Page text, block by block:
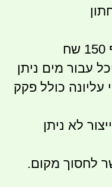
עבור מים ניתן
כולל פקק
לא ניתן
לחסוך מקום.